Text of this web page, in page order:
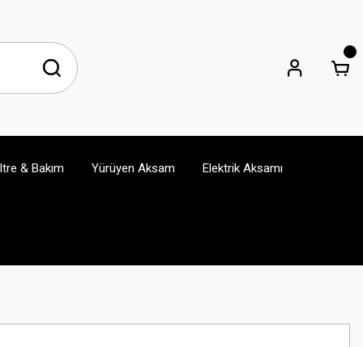
& Bakım Yürüyen Aksam Elektrik Aksamı